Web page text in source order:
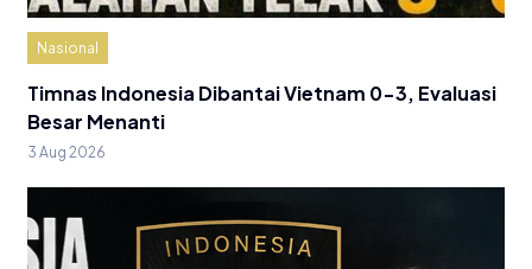
Nasional
Timnas Indonesia Dibantai Vietnam 0-3, Evaluasi
Besar Menanti
3 Aug 2026